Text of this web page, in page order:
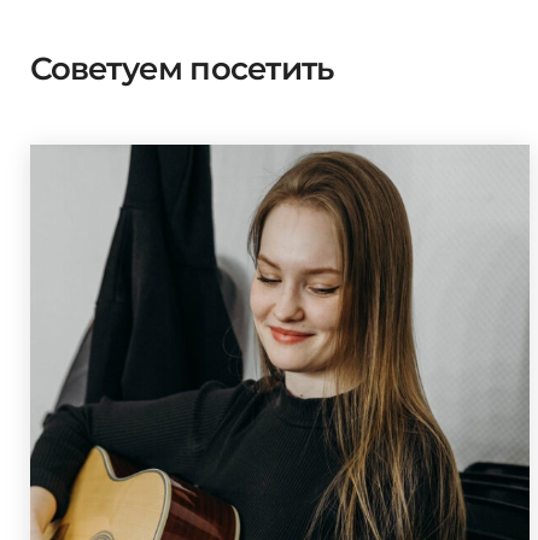
Советуем посетить